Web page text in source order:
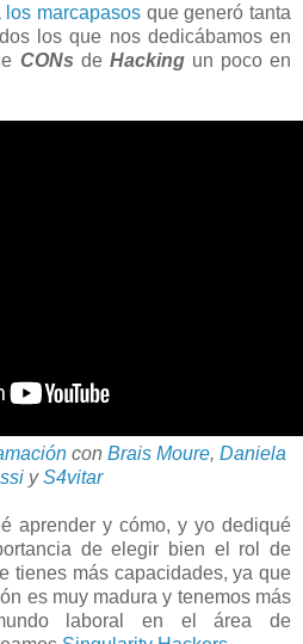
marcapasosque generó tanta
los que nos dedicábamos en
CONs de Hackingun poco en
con Brais Moure, Daniela
y S4vitar
aprender y cómo, y yo dediqué
de elegir bien el rol de
tienes más capacidades, ya que
es muy madura y tenemos más
laboral en el área de